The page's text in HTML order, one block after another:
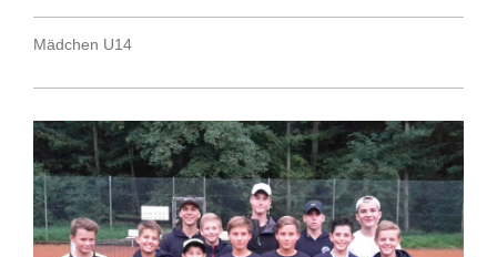
Mädchen U14